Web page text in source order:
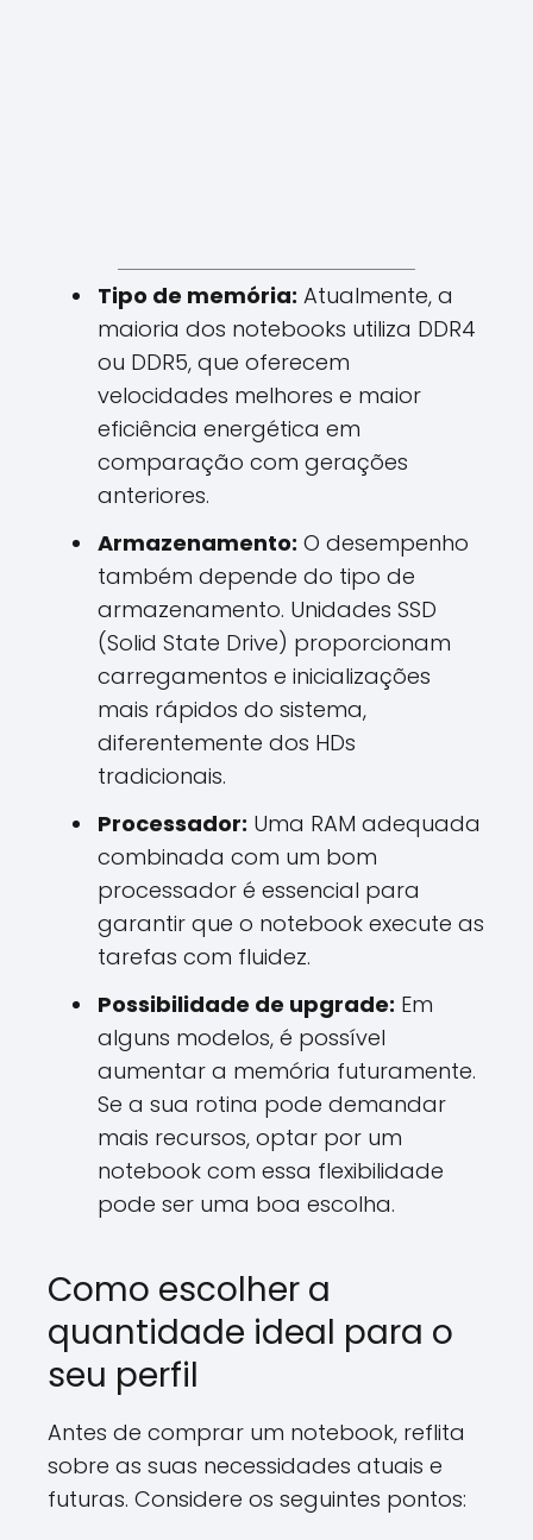
Tipo de memória: Atualmente, a
maioria dos notebooks utiliza DDR4
ou DDR5, que oferecem
velocidades melhores e maior
eficiência energética em
comparação com gerações
anteriores.
Armazenamento: O desempenho
também depende do tipo de
armazenamento. Unidades SSD
(Solid State Drive) proporcionam
carregamentos e inicializações
mais rápidos do sistema,
diferentemente dos HDs
tradicionais.
Processador: Uma RAM adequada
combinada com um bom
processador é essencial para
garantir que o notebook execute as
tarefas com fluidez.
Possibilidade de upgrade: Em
alguns modelos, é possível
aumentar a memória futuramente.
Se a sua rotina pode demandar
mais recursos, optar por um
notebook com essa flexibilidade
pode ser uma boa escolha.
Como escolher a
quantidade ideal para o
seu perfil
Antes de comprar um notebook, reflita
sobre as suas necessidades atuais e
futuras. Considere os seguintes pontos: